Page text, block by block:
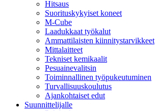
Hitsaus
Suorituskykyiset koneet
M-Cube
Laadukkaat työkalut
Ammattilaisten kiinnitystarvikkeet
Mittalaitteet
Tekniset kemikaalit
Pesuainevalitsin
Toiminnallinen työpukeutuminen
Turvallisuuskoulutus
Ajankohtaiset edut
Suunnittelijalle